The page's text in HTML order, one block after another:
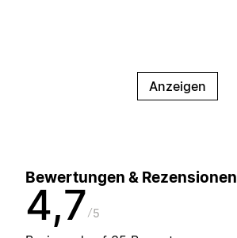
Anzeigen
Bewertungen & Rezensionen
4,7 5